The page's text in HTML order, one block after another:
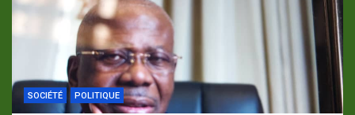
SOCIÉTÉ POLITIQUE